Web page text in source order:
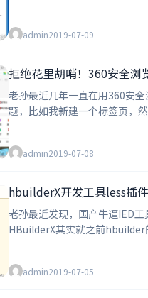
admin2019-07-09
拒绝花里胡哨！360安全浏
老孙最近几年一直在用360安
题，比如我新建一个标签页，然后
admin2019-07-08
hbuilderX开发工具less插
老孙最近发现，国产牛逼IED
admin2019-07-05